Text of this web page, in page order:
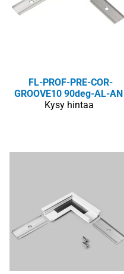
FL-PROF-PRE-COR-
GROOVE10 90deg-AL-AN
Kysy hintaa